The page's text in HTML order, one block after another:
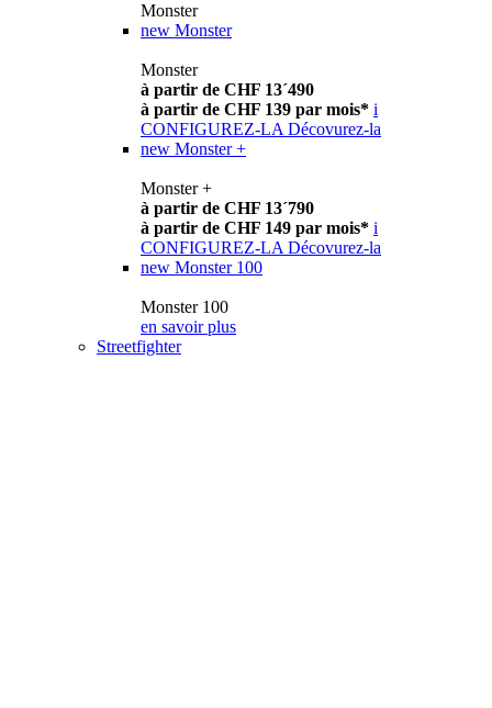
Monster
new Monster
Monster
à partir de CHF 13´490
à partir de CHF 139 par mois* i
CONFIGUREZ-LA Décovurez-la
new Monster +
Monster +
à partir de CHF 13´790
à partir de CHF 149 par mois* i
CONFIGUREZ-LA Décovurez-la
new Monster 100
Monster 100
en savoir plus
Streetfighter